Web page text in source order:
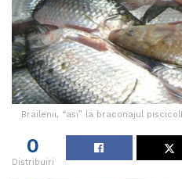
Brailenii, “asi” la braconajul
0
Distribuiri